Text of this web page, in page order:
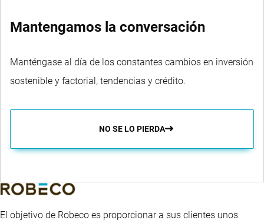
Mantengamos la conversación
Manténgase al día de los constantes cambios en inversión
sostenible y factorial, tendencias y crédito.
NO SE LO PIERDA
El objetivo de Robeco es proporcionar a sus clientes unos